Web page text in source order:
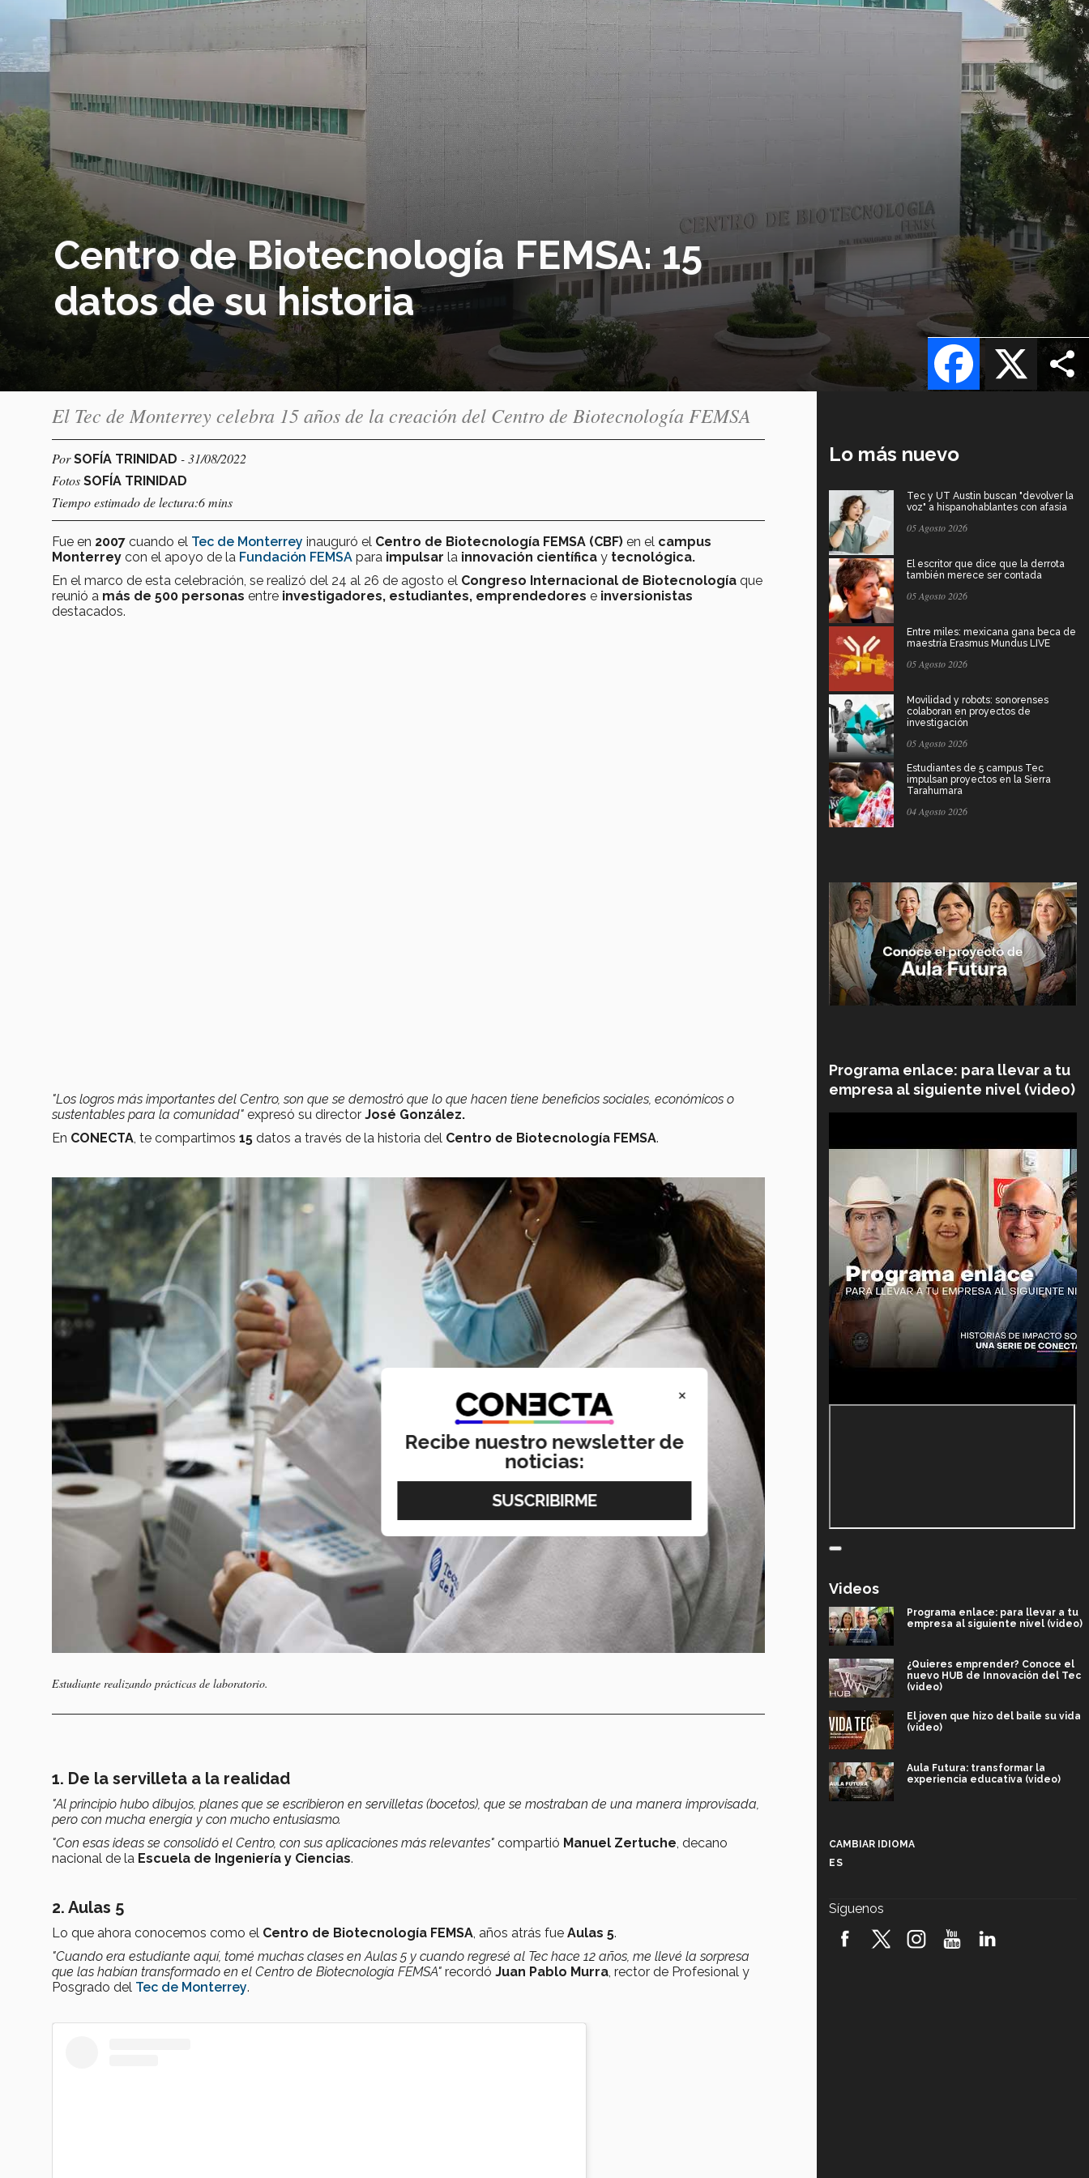
Centro de Biotecnología FEMSA: 15
datos de su historia
X
Facebook
El Tec de Monterrey celebra 15 años de la creación del Centro de Biotecnología FEMSA
PorSOFÍA TRINIDAD - 31/08/2022
Fotos SOFÍA TRINIDAD
Tiempo estimado de lectura:6 mins
Fue en 2007 cuando el Tec de Monterrey inauguró el Centro de Biotecnología FEMSA (CBF) en el campus
Monterrey con el apoyo de la Fundación FEMSA para impulsar la innovación científica y tecnológica.
En el marco de esta celebración, se realizó del 24 al 26 de agosto el Congreso Internacional de Biotecnología que
reunió a más de 500 personas entre investigadores, estudiantes, emprendedores e inversionistas
destacados.
"Los logros más importantes del Centro, son que se demostró que lo que hacen tiene beneficios sociales, económicos o
sustentables para la comunidad" expresó su director José González.
En CONECTA, te compartimos 15 datos a través de la historia del Centro de Biotecnología FEMSA.
Estudiante realizando prácticas de laboratorio.
1. De la servilleta a la realidad
"Al principio hubo dibujos, planes que se escribieron en servilletas (bocetos), que se mostraban de una manera improvisada,
pero con mucha energía y con mucho entusiasmo.
"Con esas ideas se consolidó el Centro, con sus aplicaciones más relevantes" compartió Manuel Zertuche, decano
nacional de la Escuela de Ingeniería y Ciencias.
2. Aulas 5
Lo que ahora conocemos como el Centro de Biotecnología FEMSA, años atrás fue Aulas 5.
"Cuando era estudiante aquí, tomé muchas clases en Aulas 5 y cuando regresé al Tec hace 12 años, me llevé la sorpresa
que las habían transformado en el Centro de Biotecnología FEMSA" recordó Juan Pablo Murra, rector de Profesional y
Posgrado del Tec de Monterrey.
Lo más nuevo
Tec y UT Austin buscan "devolver la
voz" a hispanohablantes con afasia
05 Agosto 2026
El escritor que dice que la derrota
también merece ser contada
05 Agosto 2026
Entre miles: mexicana gana beca de
maestría Erasmus Mundus LIVE
05 Agosto 2026
Movilidad y robots: sonorenses
colaboran en proyectos de
investigación
05 Agosto 2026
Estudiantes de 5 campus Tec
impulsan proyectos en la Sierra
Tarahumara
04 Agosto 2026
Programa enlace: para llevar a tu
empresa al siguiente nivel (video)
Videos
Programa enlace: para llevar a tu
empresa al siguiente nivel (video)
¿Quieres emprender? Conoce el
nuevo HUB de Innovación del Tec
(video)
El joven que hizo del baile su vida
(video)
Aula Futura: transformar la
experiencia educativa (video)
robótica FIRST 2026! (video)
CAMBIAR IDIOMA
ES
Síguenos
×
Recibe nuestro newsletter de
noticias: